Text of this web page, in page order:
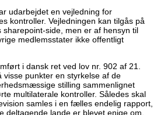
udarbejdet en vejledning for
kontroller. Vejledningen kan tilgås på
sharepoint-side, men er af hensyn til
medlemsstater ikke offentligt
i dansk ret ved lov nr. 902 af 21.
punkter en styrkelse af de
stilling sammenlignet
multilaterale kontroller. Således skal
samles i en fælles endelig rapport,
deltagende lande er blevet enige om,